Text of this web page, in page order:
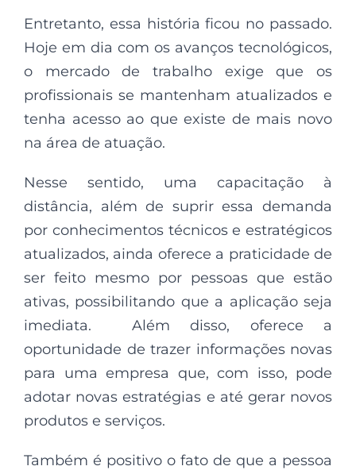
Entretanto, essa história ficou no passado.
Hoje em dia com os avanços tecnológicos,
o mercado de trabalho exige que os
profissionais se mantenham atualizados e
tenha acesso ao que existe de mais novo
na área de atuação.
Nesse sentido, uma capacitação à
distância, além de suprir essa demanda
por conhecimentos técnicos e estratégicos
atualizados, ainda oferece a praticidade de
ser feito mesmo por pessoas que estão
ativas, possibilitando que a aplicação seja
imediata. Além disso, oferece a
oportunidade de trazer informações novas
para uma empresa que, com isso, pode
adotar novas estratégias e até gerar novos
produtos e serviços.
Também é positivo o fato de que a pessoa